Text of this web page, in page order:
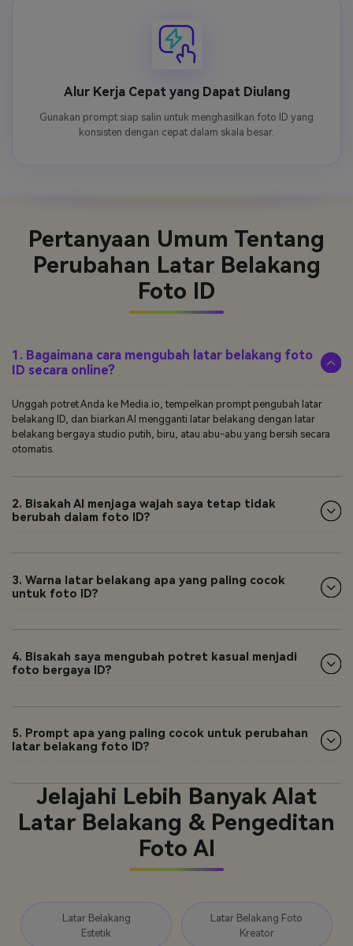
Alur Kerja Cepat yang Dapat Diulang
Gunakan prompt siap salin untuk menghasilkan foto ID yang
konsisten dengan cepat dalam skala besar.
Pertanyaan Umum Tentang
Perubahan Latar Belakang
Foto ID
1. Bagaimana cara mengubah latar belakang foto
ID secara online?
Unggah potret Anda ke Media.io, tempelkan prompt pengubah latar
belakang ID, dan biarkan AI mengganti latar belakang dengan latar
belakang bergaya studio putih, biru, atau abu-abu yang bersih secara
otomatis.
2. Bisakah AI menjaga wajah saya tetap tidak
berubah dalam foto ID?
3. Warna latar belakang apa yang paling cocok
untuk foto ID?
4. Bisakah saya mengubah potret kasual menjadi
foto bergaya ID?
5. Prompt apa yang paling cocok untuk perubahan
latar belakang foto ID?
Jelajahi Lebih Banyak Alat
Latar Belakang & Pengeditan
Foto AI
Latar Belakang
Estetik
Latar Belakang Foto
Kreator